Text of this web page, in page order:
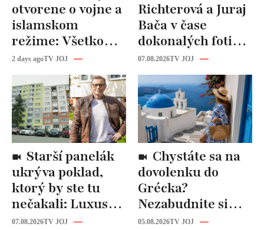
otvorene o vojne a
islamskom
režime: Všetko
tam riadi
propaganda, ľudí
zabíjajú na
uliciach
2 days agoTV JOJ
Richterová a Juraj
Bača v čase
dokonalých fotiek
pripomínajú
dôležitú vec:
Slováci ich za to
milujú!
07.08.2026TV JOJ
ukrýva poklad,
ktorý by ste tu
nečakali: Luxusná
kuchyňa aj
07.08.2026TV JOJ
dovolenku do
Grécka?
Nezabudnite si
odtiaľ uloviť tieto
05.08.2026TV JOJ